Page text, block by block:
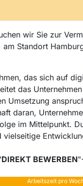
wir Sie zur
Standort
das sich auf
das
daran,
im Mittelpunkt.
DIREKT BEWERBEN
Arbeitszeit pro